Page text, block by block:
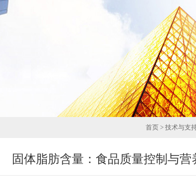
首页 > 技术与支
固体脂肪含量：食品质量控制与